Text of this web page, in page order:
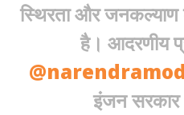
स्थिरता और जनकल्याण
है। आदरणीय
इंजन